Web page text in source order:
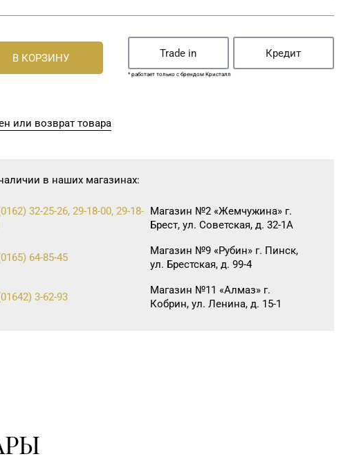
В КОРЗИНУ Trade in Кредит
* работает только с брендом Кристалл
или возврат товара
в наших магазинах:
32-25-26, 29-18-00, 29-18- Магазин №2 «Жемчужина» г.
Брест, ул. Советская, д. 32-1А
64-85-45
Магазин №9 «Рубин» г. Пинск,
ул. Брестская, д. 99-4
3-62-93
Магазин №11 «Алмаз» г.
Кобрин, ул. Ленина, д. 15-1